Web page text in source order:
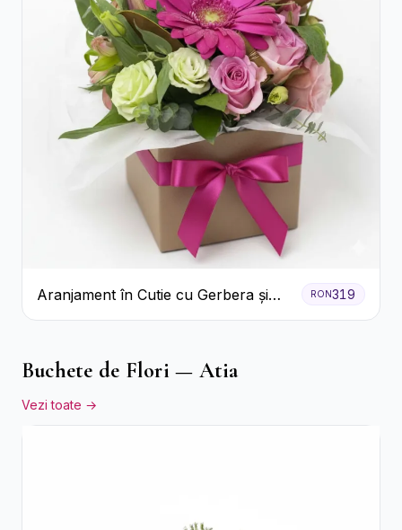
Aranjament în Cutie cu Gerbera și
Trandafiri Roz
RON319
Buchete de Flori — Atia
Vezi toate →